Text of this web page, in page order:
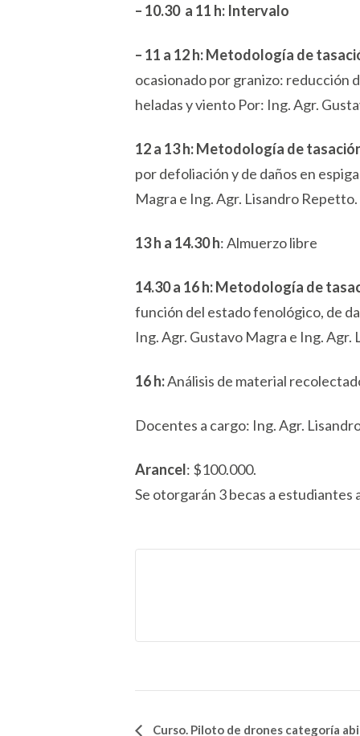
– 10.30 a 11 h: Intervalo
– 11 a 12 h: Metodología de
ocasionado por granizo: reducción
heladas y viento Por: Ing. Agr.
12 a 13 h: Metodología de
por defoliación y de daños en
Magra e Ing. Agr. Lisandro Repetto.
13 h a 14.30 h: Almuerzo libre
14.30 a 16 h: Metodología de
función del estado fenológico, de
Ing. Agr. Gustavo Magra e Ing. Agr.
16 h:Análisis de material
Docentes a cargo: Ing. Agr.
Arancel: $100.000.
Se otorgarán 3 becas a estudiantes
Curso. Piloto de drones categoría